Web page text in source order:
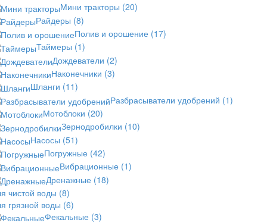
Мини тракторы (20)
Райдеры (8)
Полив и орошение (17)
Таймеры (1)
Дождеватели (2)
Наконечники (3)
Шланги (11)
Разбрасыватели удобрений (1)
Мотоблоки (20)
Зернодробилки (10)
Насосы (51)
Погружные (42)
Вибрационные (1)
Дренажные (18)
чистой воды (8)
грязной воды (6)
Фекальные (3)